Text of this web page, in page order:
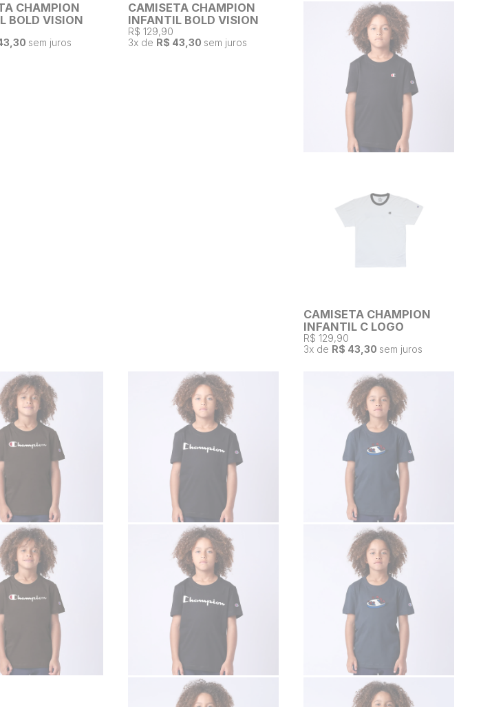
CHAMPION
BOLD VISION
sem juros
CAMISETA CHAMPION
INFANTIL BOLD VISION
R$ 129,90
3x de R$ 43,30 sem juros
CAMISETA CHAMPION
INFANTIL C LOGO
R$ 129,90
3x de R$ 43,30 sem juros